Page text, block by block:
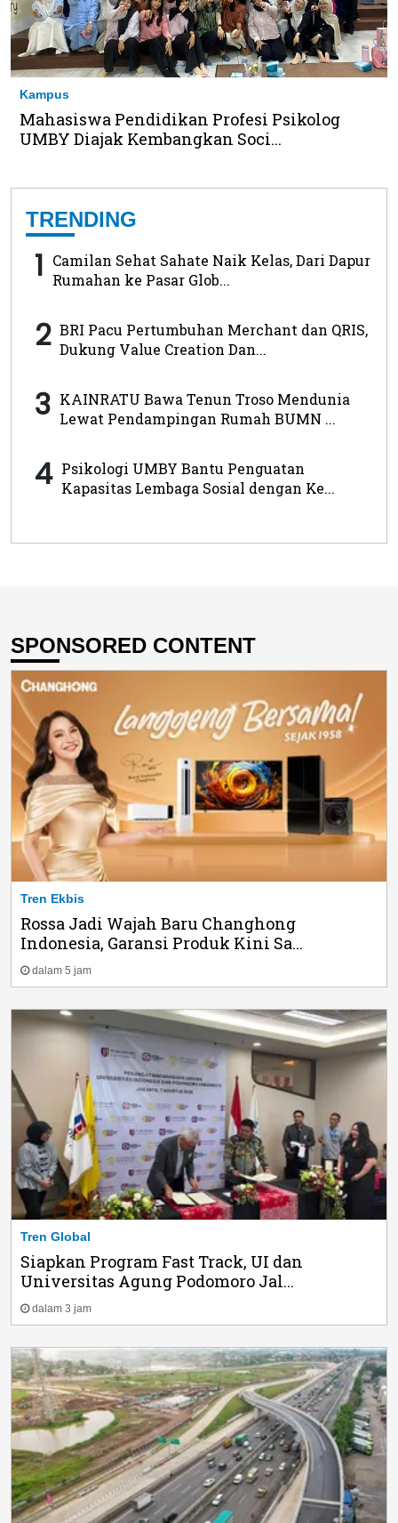
Kampus
Mahasiswa Pendidikan Profesi Psikolog
UMBY Diajak Kembangkan Soci...
TRENDING
1 Camilan Sehat Sahate Naik Kelas, Dari Dapur
Rumahan ke Pasar Glob...
2 BRI Pacu Pertumbuhan Merchant dan QRIS,
Dukung Value Creation Dan...
3 KAINRATU Bawa Tenun Troso Mendunia
Lewat Pendampingan Rumah BUMN ...
4 Psikologi UMBY Bantu Penguatan
Kapasitas Lembaga Sosial dengan Ke...
SPONSORED CONTENT
Tren Ekbis
Rossa Jadi Wajah Baru Changhong
Indonesia, Garansi Produk Kini Sa...
dalam 5 jam
Tren Global
Siapkan Program Fast Track, UI dan
Universitas Agung Podomoro Jal...
dalam 3 jam